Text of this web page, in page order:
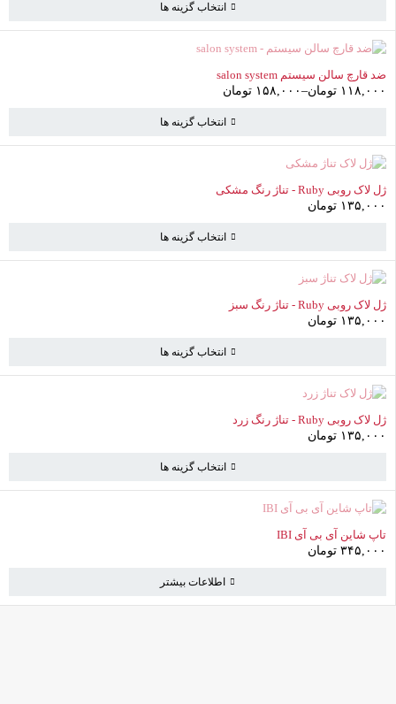
انتخاب گزینه ها
ضد قارچ سالن سیستم salon system
۱۱۸,۰۰۰ تومان– ۱۵۸,۰۰۰ تومان
انتخاب گزینه ها
ژل لاک روبی Ruby - تناژ رنگ مشکی
۱۳۵,۰۰۰ تومان
انتخاب گزینه ها
ژل لاک روبی Ruby - تناژ رنگ سبز
۱۳۵,۰۰۰ تومان
انتخاب گزینه ها
ژل لاک روبی Ruby - تناژ رنگ زرد
۱۳۵,۰۰۰ تومان
انتخاب گزینه ها
تاپ شاین آی بی آی IBI
۳۴۵,۰۰۰ تومان
اطلاعات بیشتر
سبد خرید(0 موارد)
سبد خرید خالی است